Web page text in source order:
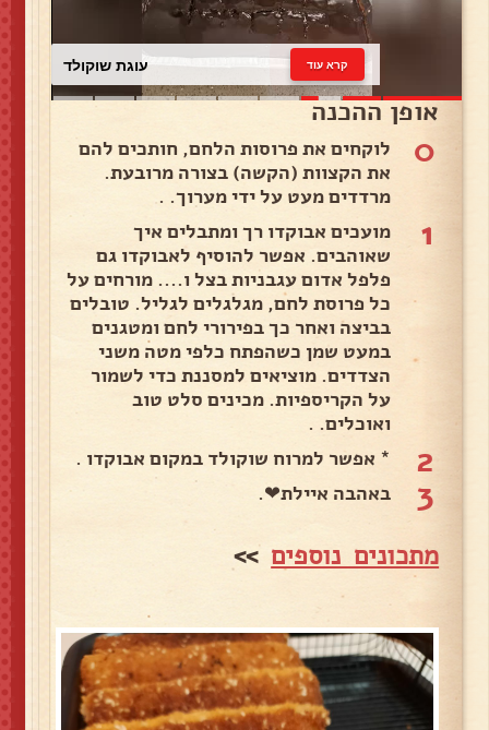
עוגת שוקולד קרא עוד
אופן ההכנה
0
לוקחים את פרוסות הלחם, חותכים להם
את הקצוות (הקשה) בצורה מרובעת.
מרדדים מעט על ידי מערוך. .
1
מועכים אבוקדו רך ומתבלים איך
שאוהבים. אפשר להוסיף לאבוקדו גם
פלפל אדום עגבניות בצל ו.... מורחים על
כל פרוסת לחם, מגלגלים לגליל. טובלים
בביצה ואחר כך בפירורי לחם ומטגנים
במעט שמן כשהפתח כלפי מטה משני
הצדדים. מוציאים למסננת כדי לשמור
על הקריספיות. מכינים סלט טוב
ואוכלים. .
2 * אפשר למרוח שוקולד במקום אבוקדו .
3 באהבה איילת❤.
מתכונים נוספים >>